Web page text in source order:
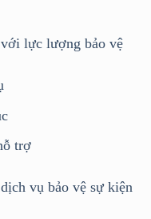
lực lượng bảo vệ
trợ
vụ bảo vệ sự kiện